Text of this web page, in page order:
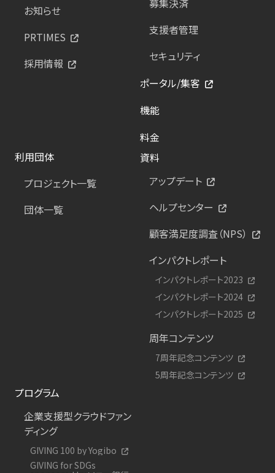
お知らせ
PRTIMES
採用情報
支援者管理
セキュリティ
ポータル/集客
機能
料金
利用団体
プロジェクト一覧
団体一覧
資料
アップデート
ヘルプセンター
顧客満足度調査（NPS）
インパクトレポート
インパクトレポート2023
インパクトレポート2024
インパクトレポート2025
周年コンテンツ
7周年記念コンテンツ
5周年記念コンテンツ
プログラム
企業支援型クラウドファン
ディング
GIVING 100 by Yogibo
GIVING for SDGs